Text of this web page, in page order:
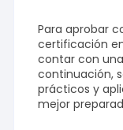
Para aprobar
certificación
contar con
continuación,
prácticos y
mejor